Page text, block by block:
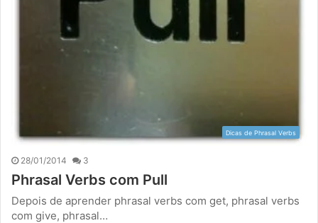
Dicas de Phrasal Verbs
28/01/2014 3
Phrasal Verbs com Pull
Depois de aprender phrasal verbs com get, phrasal verbs
com give, phrasal…